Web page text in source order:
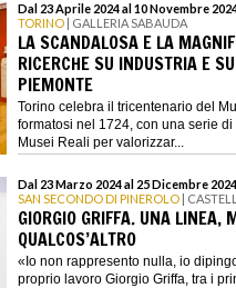
Dal 23 Aprile 2024 al 10 Novembre
TORINO | GALLERIA SABAUDA
LA SCANDALOSA E LA
RICERCHE SU INDUSTRIA E
PIEMONTE
Torino celebra il tricentenario del
formatosi nel 1724, con una serie
Musei Reali per valorizzar...
Dal 23 Marzo 2024 al 25 Dicembre 2024
SAN SECONDO DI PINEROLO |
GIORGIO GRIFFA. UNA LINEA,
QUALCOS’ALTRO
«Io non rappresento nulla, io
proprio lavoro Giorgio Griffa, tra i